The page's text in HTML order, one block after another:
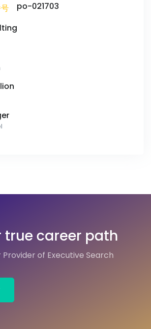
po-021703
true career path
of Executive Search